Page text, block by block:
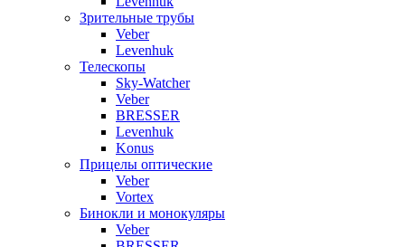
Зрительные трубы
Veber
Levenhuk
Телескопы
Sky-Watcher
Veber
BRESSER
Levenhuk
Konus
Прицелы оптические
Veber
Vortex
Бинокли и монокуляры
Veber